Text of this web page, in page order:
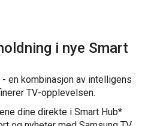
i nye Smart
en kombinasjon av intelligens
TV-opplevelsen.
dine direkte i Smart Hub*